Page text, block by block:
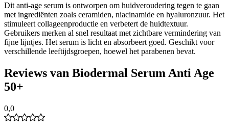
Dit anti-age serum is ontworpen om huidveroudering tegen te gaan
met ingrediënten zoals ceramiden, niacinamide en hyaluronzuur. Het
stimuleert collageenproductie en verbetert de huidtextuur.
Gebruikers merken al snel resultaat met zichtbare vermindering van
fijne lijntjes. Het serum is licht en absorbeert goed. Geschikt voor
verschillende leeftijdsgroepen, hoewel het parabenen bevat.
Reviews van Biodermal Serum Anti Age
50+
0,0